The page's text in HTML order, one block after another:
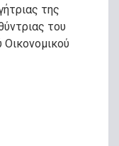
της
του